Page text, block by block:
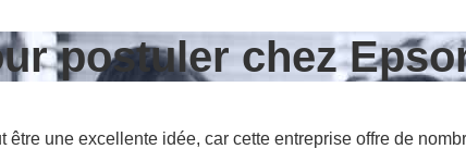
postuler chez
une excellente idée, car cette entreprise offre de